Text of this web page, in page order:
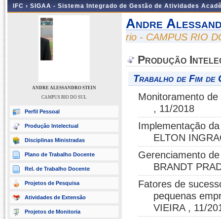
IFC › SIGAA - Sistema Integrado de Gestão de Atividades
ANDRE ALESSANDRO STEIN
CAMPUS RIO DO SUL
Perfil Pessoal
Produção Intelectual
Disciplinas Ministradas
Plano de Trabalho Docente
Rel. de Trabalho Docente
Projetos de Pesquisa
Atividades de Extensão
Projetos de Monitoria
Andre
rio - CAMPUS RIO
Produção
Trabalho de Fim de
Monitoramento
, 11/2018
Implementação
ELTON
Gerenciamento
BRANDT
Fatores de
pequenas
VIEIRA , 11/